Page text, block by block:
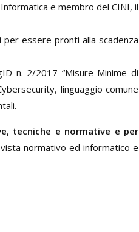
e membro del CINI, il
essere pronti alla scadenza
n. 2/2017 “Misure Minime di
linguaggio comune
tecniche e normative e per
normativo ed informatico e